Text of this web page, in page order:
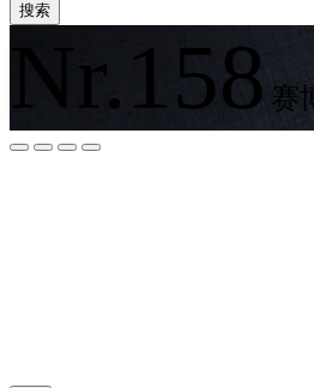
搜索
Nr.158 赛